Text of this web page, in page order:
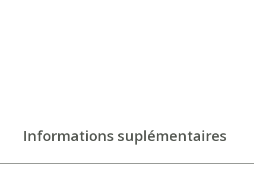
Informations suplémentaires